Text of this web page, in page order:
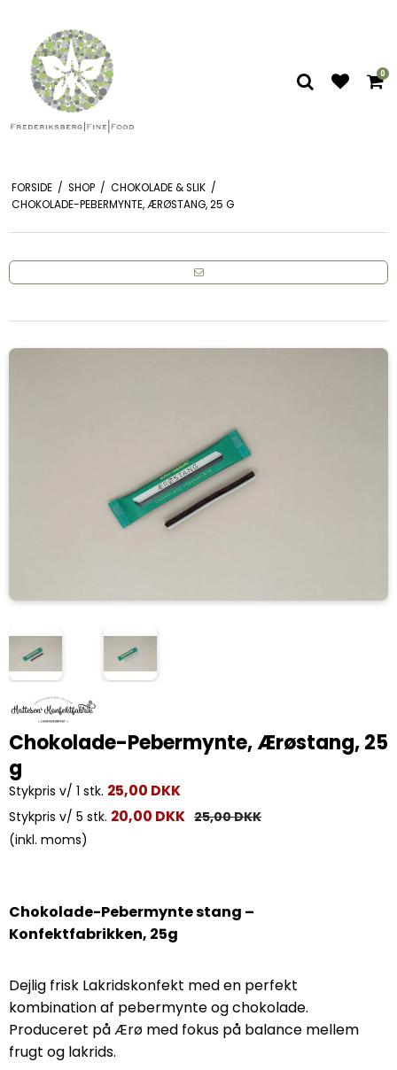
0
FORSIDE / SHOP / CHOKOLADE & SLIK /
CHOKOLADE-PEBERMYNTE, ÆRØSTANG, 25 G
Chokolade-Pebermynte, Ærøstang, 25
g
Stykpris v/ 1 stk. 25,00 DKK
Stykpris v/ 5 stk. 20,00 DKK 25,00 DKK
(inkl. moms)
Chokolade-Pebermynte stang –
Konfektfabrikken, 25g
Dejlig frisk Lakridskonfekt med en perfekt
kombination af pebermynte og chokolade.
Produceret på Ærø med fokus på balance mellem
frugt og lakrids.